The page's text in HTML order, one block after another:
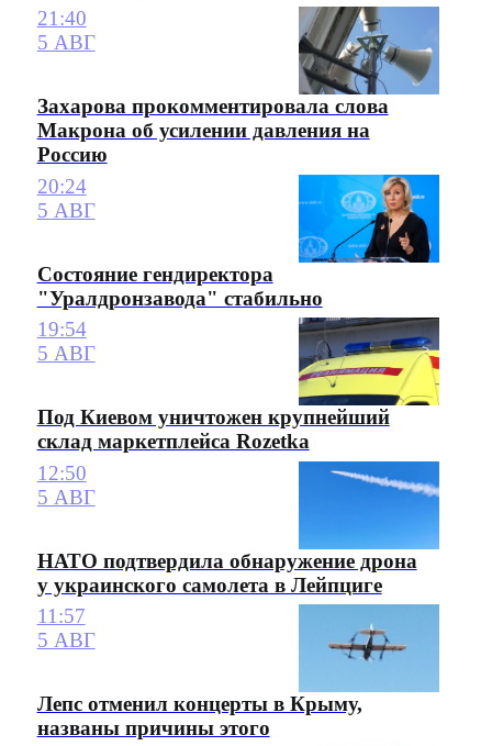
21:40
5 АВГ
Захарова прокомментировала слова
Макрона об усилении давления на
Россию
20:24
5 АВГ
Состояние гендиректора
"Уралдронзавода" стабильно
19:54
5 АВГ
Под Киевом уничтожен крупнейший
склад маркетплейса Rozetka
12:50
5 АВГ
НАТО подтвердила обнаружение дрона
у украинского самолета в Лейпциге
11:57
5 АВГ
Лепс отменил концерты в Крыму,
названы причины этого